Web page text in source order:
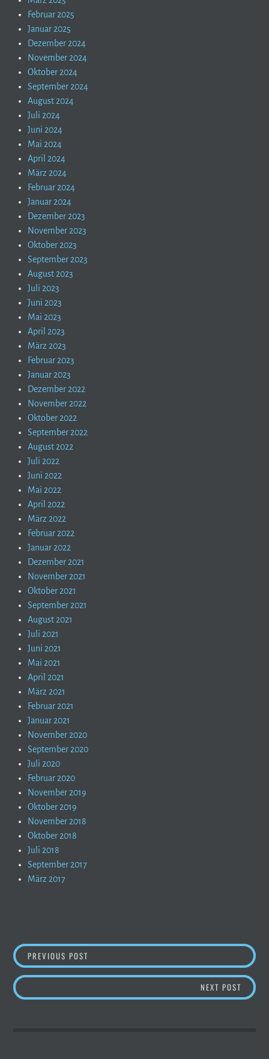
Februar 2025
Januar 2025
Dezember 2024
November 2024
Oktober 2024
September 2024
August 2024
Juli 2024
Juni 2024
Mai 2024
April 2024
März 2024
Februar 2024
Januar 2024
Dezember 2023
November 2023
Oktober 2023
September 2023
August 2023
Juli 2023
Juni 2023
Mai 2023
April 2023
März 2023
Februar 2023
Januar 2023
Dezember 2022
November 2022
Oktober 2022
September 2022
August 2022
Juli 2022
Juni 2022
Mai 2022
April 2022
März 2022
Februar 2022
Januar 2022
Dezember 2021
November 2021
Oktober 2021
September 2021
August 2021
Juli 2021
Juni 2021
Mai 2021
April 2021
März 2021
Februar 2021
Januar 2021
November 2020
September 2020
Juli 2020
Februar 2020
November 2019
Oktober 2019
November 2018
Oktober 2018
Juli 2018
September 2017
März 2017
BEITRAGSNAVIGATION
PREVIOUS POST
NEXT POST